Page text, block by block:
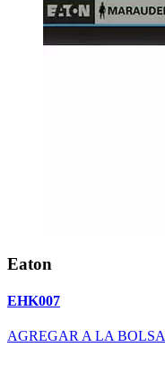
Eaton
EHK007
AGREGAR A LA BOLSA